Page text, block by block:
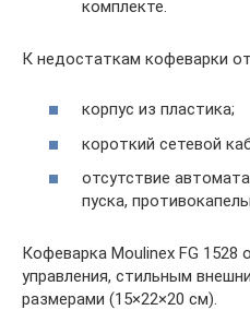
комплекте.
К недостаткам кофеварки
корпус из пластика;
короткий сетевой
отсутствие
пуска,
Кофеварка Moulinex FG 1528
управления, стильным
размерами (15×22×20 см).